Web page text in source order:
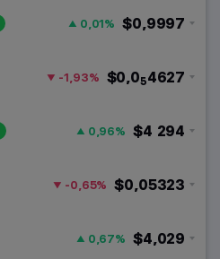
$0,9997
0,01%
$0,054627
-1,93%
$4 294
0,96%
$0,05323
-0,65%
$4,029
0,67%